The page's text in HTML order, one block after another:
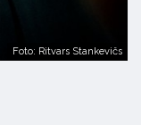
Foto: Ritvars Stankevičs